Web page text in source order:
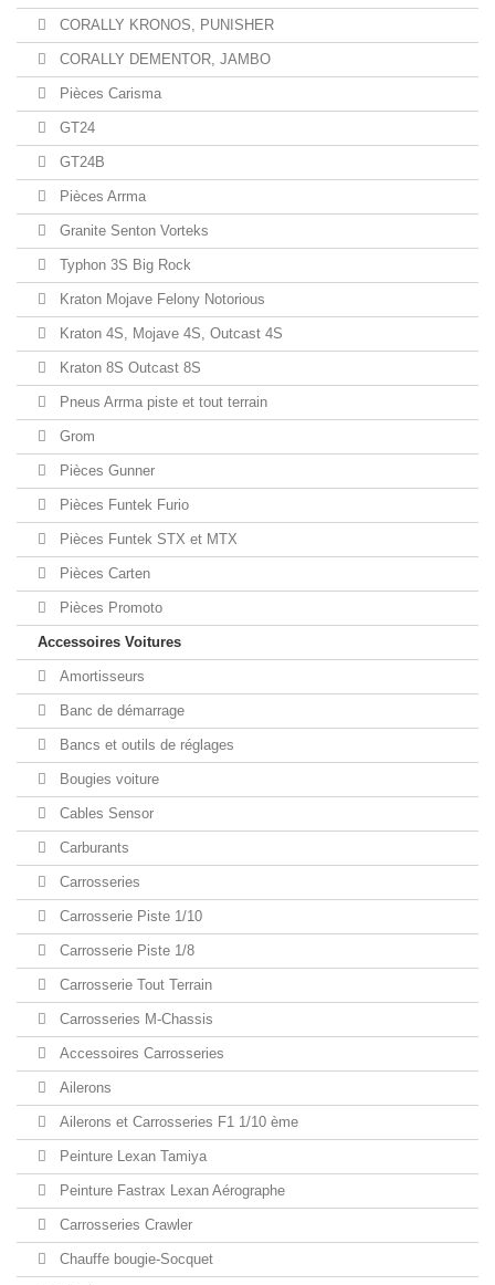
CORALLY KRONOS, PUNISHER
CORALLY DEMENTOR, JAMBO
Pièces Carisma
GT24
GT24B
Pièces Arrma
Granite Senton Vorteks
Typhon 3S Big Rock
Kraton Mojave Felony Notorious
Kraton 4S, Mojave 4S, Outcast 4S
Kraton 8S Outcast 8S
Pneus Arrma piste et tout terrain
Grom
Pièces Gunner
Pièces Funtek Furio
Pièces Funtek STX et MTX
Pièces Carten
Pièces Promoto
Accessoires Voitures
Amortisseurs
Banc de démarrage
Bancs et outils de réglages
Bougies voiture
Cables Sensor
Carburants
Carrosseries
Carrosserie Piste 1/10
Carrosserie Piste 1/8
Carrosserie Tout Terrain
Carrosseries M-Chassis
Accessoires Carrosseries
Ailerons
Ailerons et Carrosseries F1 1/10 ème
Peinture Lexan Tamiya
Peinture Fastrax Lexan Aérographe
Carrosseries Crawler
Chauffe bougie-Socquet